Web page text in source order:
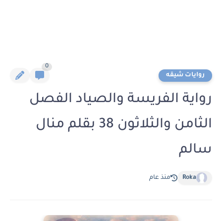
روايات شيقه
0
رواية الفريسة والصياد الفصل
الثامن والثلاثون 38 بقلم منال
سالم
Roka منذ عام